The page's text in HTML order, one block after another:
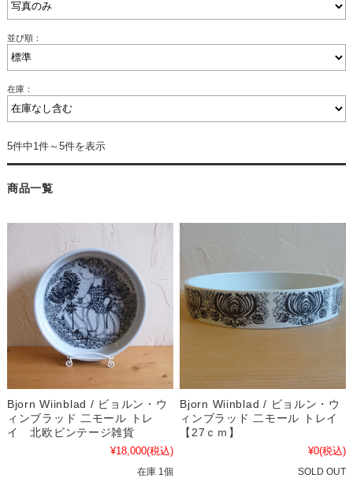
並び順：
在庫：
5件中1件～5件を表示
商品一覧
Bjorn Wiinblad / ビョルン・ウ
ィンブラッド 二モール トレ
イ 北欧ビンテージ雑貨
¥18,000(税込)
在庫 1個
Bjorn Wiinblad / ビョルン・ウ
ィンブラッド 二モール トレイ
【27ｃｍ】
¥0(税込)
SOLD OUT